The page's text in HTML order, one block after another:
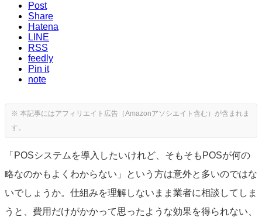
Post
Share
Hatena
LINE
RSS
feedly
Pin it
note
「POSシステムを導入したいけれど、そもそもPOSが何の
略なのかもよくわからない」という方は意外と多いのではな
いでしょうか。仕組みを理解しないまま業者に相談してしま
うと、費用だけがかかって思ったような効果を得られない、